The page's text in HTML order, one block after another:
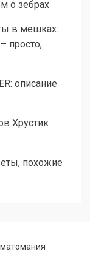
о зебрах
в мешках:
просто,
описание
Хрустик
похожие